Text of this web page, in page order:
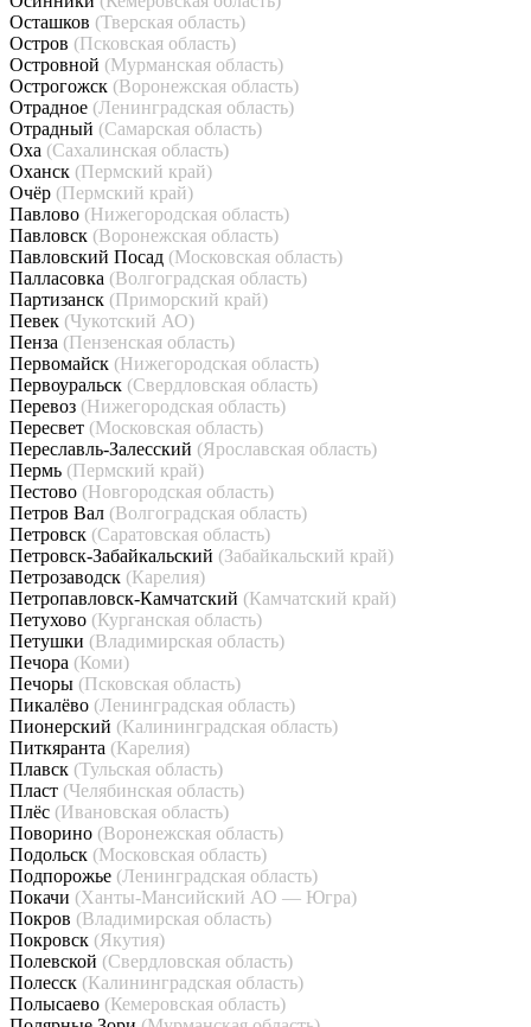
Осташков (Тверская область)
Остров (Псковская область)
Островной (Мурманская область)
Острогожск (Воронежская область)
Отрадное (Ленинградская область)
Отрадный (Самарская область)
Оха (Сахалинская область)
Оханск (Пермский край)
Очёр (Пермский край)
Павлово (Нижегородская область)
Павловск (Воронежская область)
Павловский Посад (Московская область)
Палласовка (Волгоградская область)
Партизанск (Приморский край)
Певек (Чукотский АО)
Пенза (Пензенская область)
Первомайск (Нижегородская область)
Первоуральск (Свердловская область)
Перевоз (Нижегородская область)
Пересвет (Московская область)
Переславль-Залесский (Ярославская область)
Пермь (Пермский край)
Пестово (Новгородская область)
Петров Вал (Волгоградская область)
Петровск (Саратовская область)
Петровск-Забайкальский (Забайкальский край)
Петрозаводск (Карелия)
Петропавловск-Камчатский (Камчатский край)
Петухово (Курганская область)
Петушки (Владимирская область)
Печора (Коми)
Печоры (Псковская область)
Пикалёво (Ленинградская область)
Пионерский (Калининградская область)
Питкяранта (Карелия)
Плавск (Тульская область)
Пласт (Челябинская область)
Плёс (Ивановская область)
Поворино (Воронежская область)
Подольск (Московская область)
Подпорожье (Ленинградская область)
Покачи (Ханты-Мансийский АО — Югра)
Покров (Владимирская область)
Покровск (Якутия)
Полевской (Свердловская область)
Полесск (Калининградская область)
Полысаево (Кемеровская область)